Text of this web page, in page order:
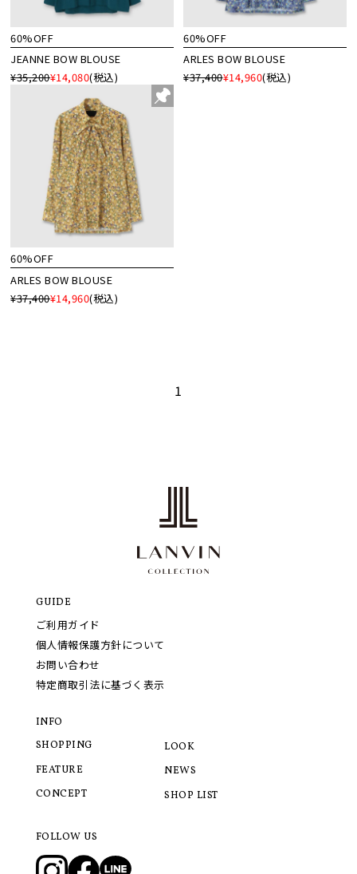
60%OFF
JEANNE BOW BLOUSE
¥35,200¥14,080(税込)
60%OFF
ARLES BOW BLOUSE
¥37,400¥14,960(税込)
60%OFF
ARLES BOW BLOUSE
¥37,400¥14,960(税込)
1
GUIDE
ご利用ガイド
個人情報保護方針について
お問い合わせ
特定商取引法に基づく表示
INFO
SHOPPING
FEATURE
CONCEPT
LOOK
NEWS
SHOP LIST
FOLLOW US